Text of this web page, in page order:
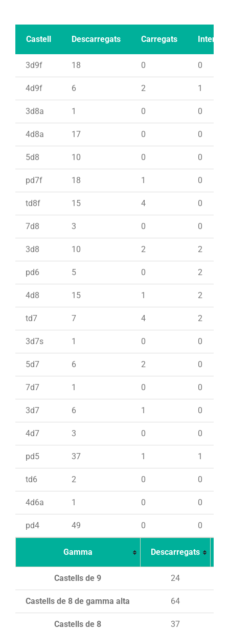
Castell Descarregats Carregats Intents
3d9f 18 0 0
4d9f 6 2 1
3d8a 1 0 0
4d8a 17 0 0
5d8 10 0 0
pd7f 18 1 0
td8f 15 4 0
7d8 3 0 0
3d8 10 2 2
pd6 5 0 2
4d8 15 1 2
td7 7 4 2
3d7s 1 0 0
5d7 6 2 0
7d7 1 0 0
3d7 6 1 0
4d7 3 0 0
pd5 37 1 1
td6 2 0 0
4d6a 1 0 0
pd4 49 0 0
Gamma Descarregats
Castells de 9 24
Castells de 8 de gamma alta 64
Castells de 8 37